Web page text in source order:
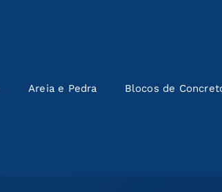
Areia e Pedra Blocos de